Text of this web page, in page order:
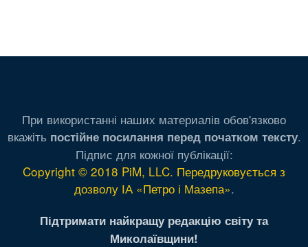
При використанні наших материалів обов'язково
вкажіть постійне посилання перед початком тексту.
Підпис для кожної публікації:
Copyright © 2018 PiM, LLC. Передруковується з
дозволу ІА «Петро і Мазепа».
Підтримати найкращу редакцію світу та
Миколаївщини!